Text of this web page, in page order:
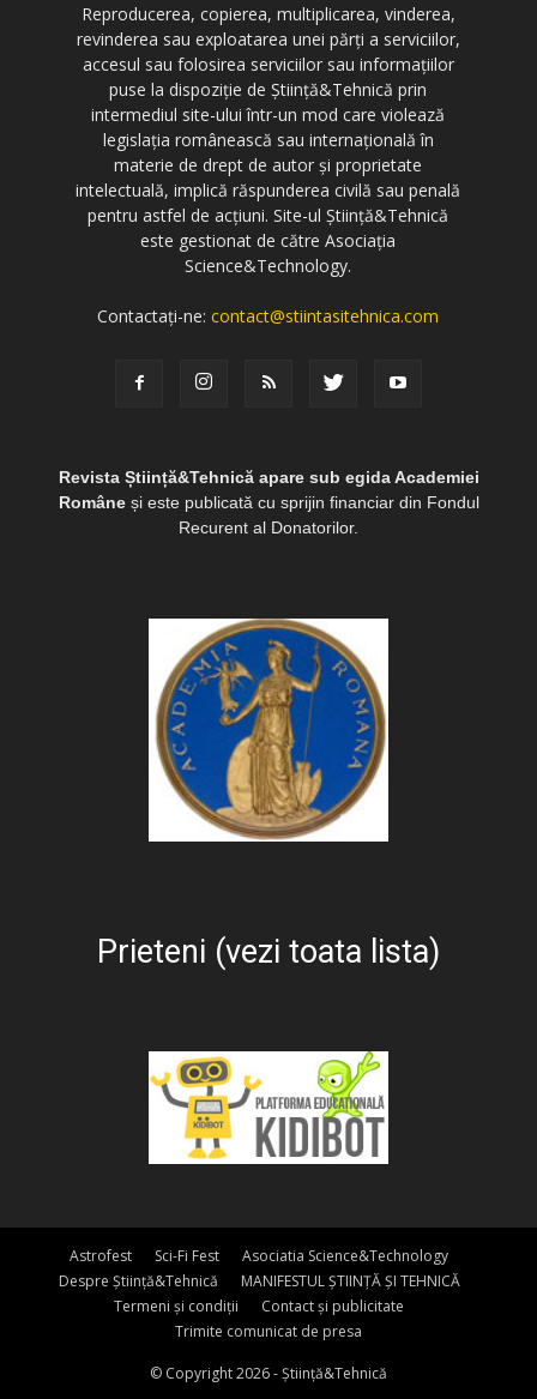
Reproducerea, copierea, multiplicarea, vinderea,
revinderea sau exploatarea unei părți a serviciilor,
accesul sau folosirea serviciilor sau informațiilor
puse la dispoziție de Știință&Tehnică prin
intermediul site-ului într-un mod care violează
legislația românească sau internațională în
materie de drept de autor și proprietate
intelectuală, implică răspunderea civilă sau penală
pentru astfel de acțiuni. Site-ul Știință&Tehnică
este gestionat de către Asociația
Science&Technology.
Contactați-ne:contact@stiintasitehnica.com
Revista Știință&Tehnică apare sub egida Academiei
Româneși este publicată cu sprijin financiar din Fondul
Recurent al Donatorilor.
Prieteni (vezi toata lista)
Astrofest Sci-Fi Fest
Asociatia Science&Technology
Despre Știință&Tehnică
MANIFESTUL ȘTIINȚĂ ȘI TEHNICĂ
Termeni și condiții
Contact și publicitate
Trimite comunicat de presa
© Copyright 2026 - Știință&Tehnică